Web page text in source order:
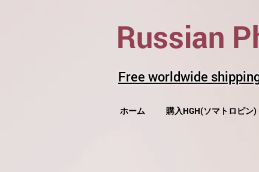
Russian
Free worldwide
ホーム 購入HGH(ソマトロピン)